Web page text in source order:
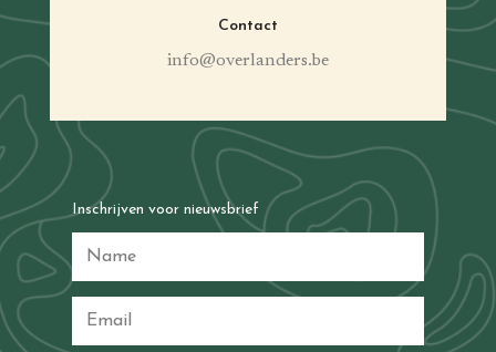
Contact
info@overlanders.be
Inschrijven voor nieuwsbrief